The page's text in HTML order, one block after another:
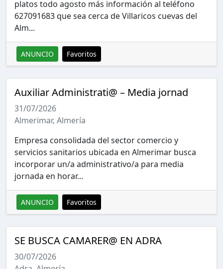
platos todo agosto más información al teléfono
627091683 que sea cerca de Villaricos cuevas del
Alm...
ANUNCIO Favoritos
Auxiliar Administrati@ – Media jornad
31/07/2026
Almerimar, Almería
Empresa consolidada del sector comercio y
servicios sanitarios ubicada en Almerimar busca
incorporar un/a administrativo/a para media
jornada en horar...
ANUNCIO Favoritos
SE BUSCA CAMARER@ EN ADRA
30/07/2026